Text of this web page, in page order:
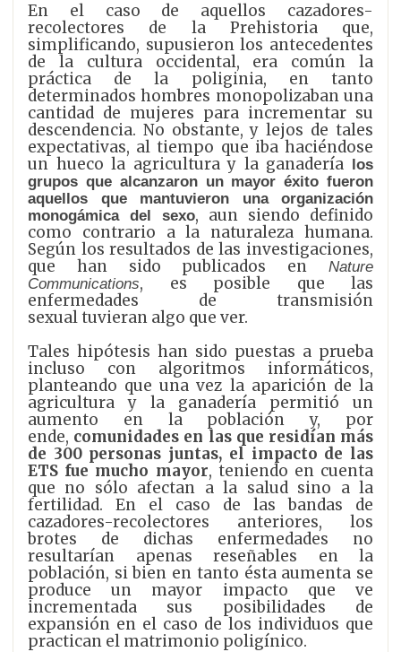
En el caso de aquellos cazadores-
recolectores de la Prehistoria que,
simplificando, supusieron los antecedentes
de la cultura occidental, era común la
práctica de la poliginia, en tanto
determinados hombres monopolizaban una
cantidad de mujeres para incrementar su
descendencia. No obstante, y lejos de tales
expectativas, al tiempo que iba haciéndose
un hueco la agricultura y la ganadería los
grupos que alcanzaron un mayor éxito fueron
aquellos que mantuvieron una organización
monogámica del sexo, aun siendo definido
como contrario a la naturaleza humana.
Según los resultados de las investigaciones,
que han sido publicados en
Nature
Communications, es posible
que las
enfermedades de transmisión
sexualtuvieran algo que ver.
Tales hipótesis han sido puestas a prueba
incluso con algoritmos informáticos,
planteando que una vez la aparición de la
agricultura y la ganadería permitió un
aumento en la población y, por
ende, comunidades en las que residían más
de 300 personas juntas, el impacto de las
ETS fue mucho mayor, teniendo en cuenta
que no sólo afectan a la salud sino a la
fertilidad. En el caso de las bandas de
cazadores-recolectores anteriores, los
brotes de dichas enfermedades no
resultarían apenas reseñables en la
población, si bien en tanto ésta aumenta se
produce un mayor impacto que ve
incrementada sus posibilidades de
expansión en el caso de los individuos que
practican el matrimonio poligínico.